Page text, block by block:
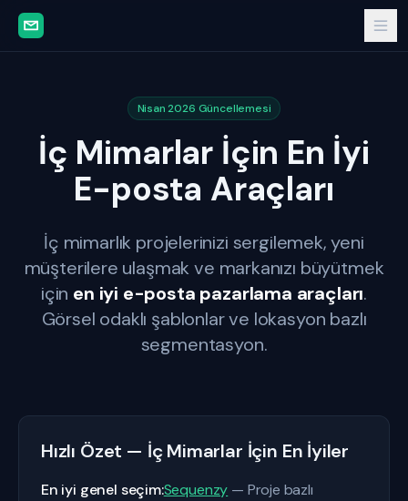
Nisan 2026 Güncellemesi
İç Mimarlar İçin En İyi
E-posta Araçları
İç mimarlık projelerinizi sergilemek, yeni
müşterilere ulaşmak ve markanızı büyütmek
için en iyi e-posta pazarlama araçları.
Görsel odaklı şablonlar ve lokasyon bazlı
segmentasyon.
Hızlı Özet — İç Mimarlar İçin En İyiler
En iyi genel seçim:Sequenzy — Proje bazlı